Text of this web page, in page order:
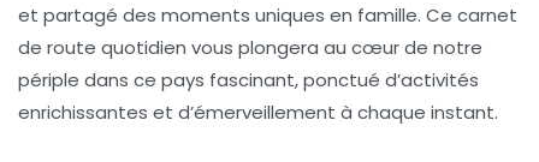
et partagé des moments uniques en famille. Ce carnet
de route quotidien vous plongera au cœur de notre
périple dans ce pays fascinant, ponctué d’activités
enrichissantes et d’émerveillement à chaque instant.